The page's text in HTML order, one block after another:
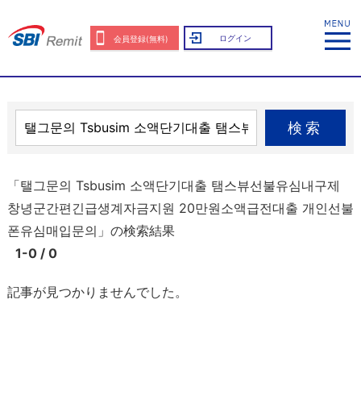
会員登録(無料) ログイン
検索
「탤그문의 Tsbusim 소액단기대출 탬스뷰선불유심내구제
창녕군간편긴급생계자금지원 20만원소액급전대출 개인선불
폰유심매입문의」の検索結果
1-0 / 0
記事が見つかりませんでした。